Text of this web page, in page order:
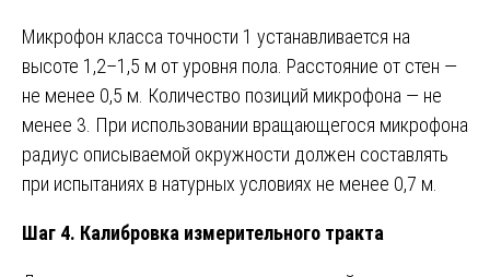
Микрофон класса точности 1 устанавливается на
высоте 1,2–1,5 м от уровня пола. Расстояние от стен —
не менее 0,5 м. Количество позиций микрофона — не
менее 3. При использовании вращающегося микрофона
радиус описываемой окружности должен составлять
при испытаниях в натурных условиях не менее 0,7 м.
Шаг 4. Калибровка измерительного тракта